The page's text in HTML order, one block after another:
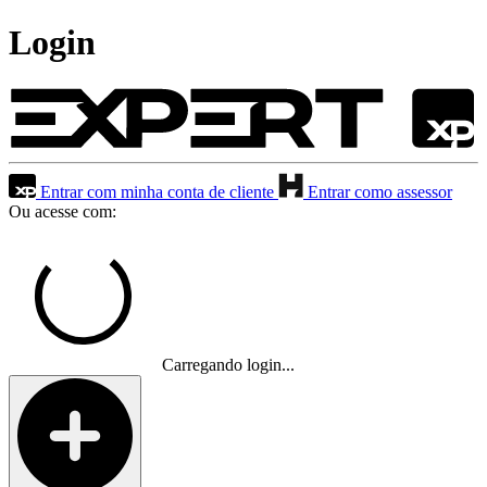
Login
Entrar com minha conta de cliente
Entrar como assessor
Ou acesse com:
Carregando login...